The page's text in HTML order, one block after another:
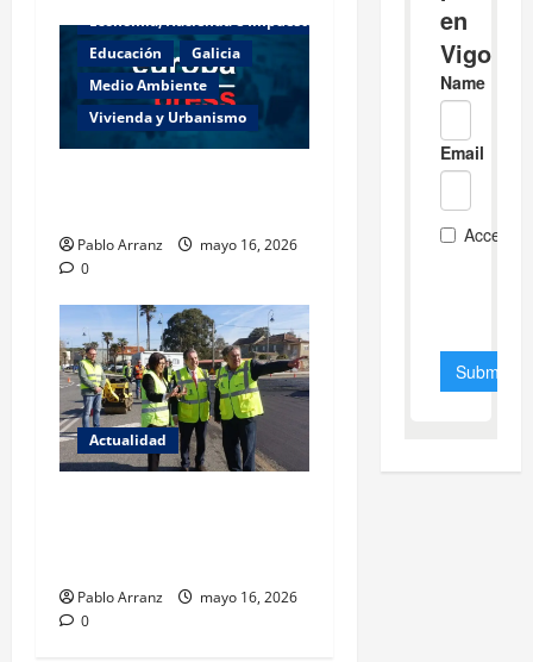
Economía, Hacienda e Impuestos
Educación
Galicia
Medio Ambiente
Vivienda y Urbanismo
Pablo Arranz
mayo 16, 2026
0
Actualidad
Pablo Arranz
mayo 16, 2026
0